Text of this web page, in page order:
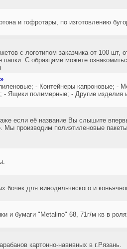
и гофротары, по изготовлению
с логотипом заказчика от 100 шт,
С образцами можете
- Контейнеры капроновые; -
- Ящики полимерные; - Другие изделия
если её название Вы слышите
Мы производим полиэтиленовые
бочек для винодельческого и
и бумаги "Metalino" 68, 71г/м кв в
картонно-навивных в г.Рязань.